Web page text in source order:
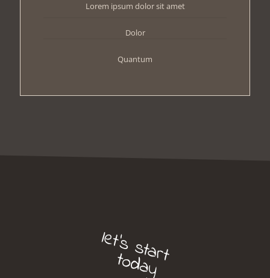
Lorem ipsum dolor sit amet
Dolor
Quantum